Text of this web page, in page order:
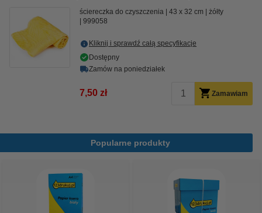
ściereczka do czyszczenia 43 x 32 cm
żółty
999058
Kliknij i sprawdź całą specyfikacje
Dostępny
Zamów na poniedziałek
7,50 zł Zamawiam
Popularne produkty